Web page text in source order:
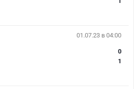
01.07.23 в 04:00
0
1